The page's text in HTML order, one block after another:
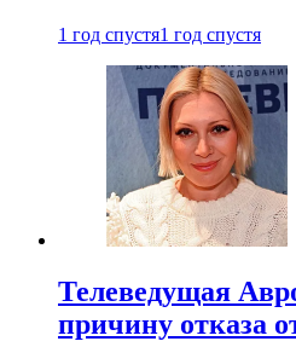
1 год спустя1 год спустя
Телеведущая
причину отказа